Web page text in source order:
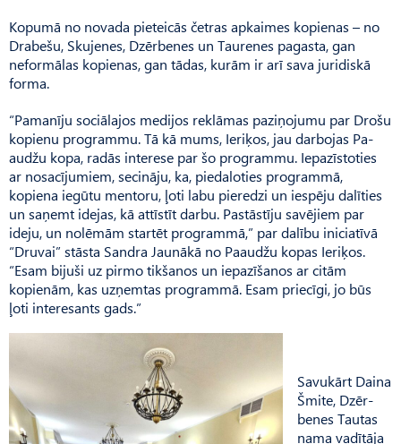
Kopumā no novada pieteicās četras apkaimes kopienas – no
Drabešu, Skujenes, Dzērbe­nes un Taurenes pagasta, gan
neformālas kopienas, gan tādas, kurām ir arī sava juridiskā
forma.
“Pamanīju sociālajos medijos reklāmas paziņojumu par Drošu
kopienu programmu. Tā kā mums, Ieriķos, jau darbojas Pa­
audžu kopa, radās interese par šo programmu. Iepazīstoties
ar nosacījumiem, secināju, ka, piedaloties programmā,
kopiena iegūtu mentoru, ļoti labu pieredzi un iespēju dalīties
un saņemt idejas, kā attīstīt darbu. Pa­stāstīju savējiem par
ideju, un nolēmām startēt programmā,” par dalību iniciatīvā
“Druvai” stāsta Sandra Jaunākā no Pa­audžu kopas Ieriķos.
“Esam bijuši uz pirmo tikšanos un iepazīšanos ar citām
kopienām, kas uzņemtas prog­rammā. Esam priecīgi, jo būs
ļoti interesants gads.”
Savukārt Daina
Šmite, Dzēr­
benes Tautas
nama vadītāja